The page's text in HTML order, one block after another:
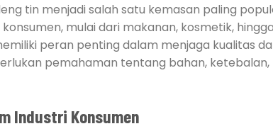
tin menjadi salah satu kemasan paling
mulai dari makanan, kosmetik,
peran penting dalam menjaga kualitas
pemahaman tentang bahan, ketebalan,
Industri Konsumen